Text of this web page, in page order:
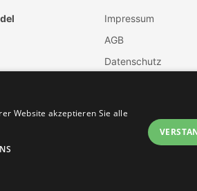
Impressum
AGB
Datenschutz
Website akzeptieren Sie alle